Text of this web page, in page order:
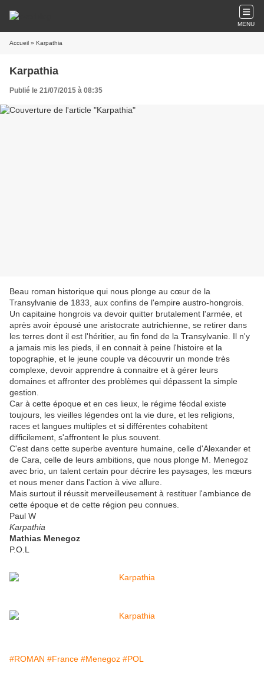
MENU
Accueil » Karpathia
Karpathia
Publié le 21/07/2015 à 08:35
Beau roman historique qui nous plonge au cœur de la
Transylvanie de 1833, aux confins de l'empire austro-hongrois.
Un capitaine hongrois va devoir quitter brutalement l'armée, et
après avoir épousé une aristocrate autrichienne, se retirer dans
les terres dont il est l'héritier, au fin fond de la Transylvanie. Il n'y
a jamais mis les pieds, il en connait à peine l'histoire et la
topographie, et le jeune couple va découvrir un monde très
complexe, devoir apprendre à connaitre et à gérer leurs
domaines et affronter des problèmes qui dépassent la simple
gestion.
Car à cette époque et en ces lieux, le régime féodal existe
toujours, les vieilles légendes ont la vie dure, et les religions,
races et langues multiples et si différentes cohabitent
difficilement, s'affrontent le plus souvent.
C'est dans cette superbe aventure humaine, celle d'Alexander et
de Cara, celle de leurs ambitions, que nous plonge M. Menegoz
avec brio, un talent certain pour décrire les paysages, les mœurs
et nous mener dans l'action à vive allure.
Mais surtout il réussit merveilleusement à restituer l'ambiance de
cette époque et de cette région peu connues.
Paul W
Karpathia
Mathias Menegoz
P.O.L
#ROMAN #France #Menegoz #POL